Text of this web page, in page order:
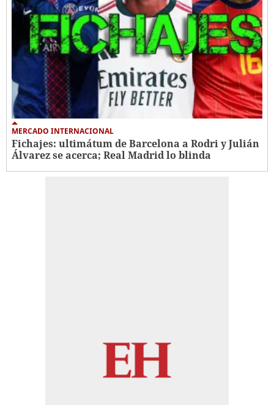
MERCADO INTERNACIONAL
Fichajes: ultimátum de Barcelona a Rodri y Julián
Álvarez se acerca; Real Madrid lo blinda